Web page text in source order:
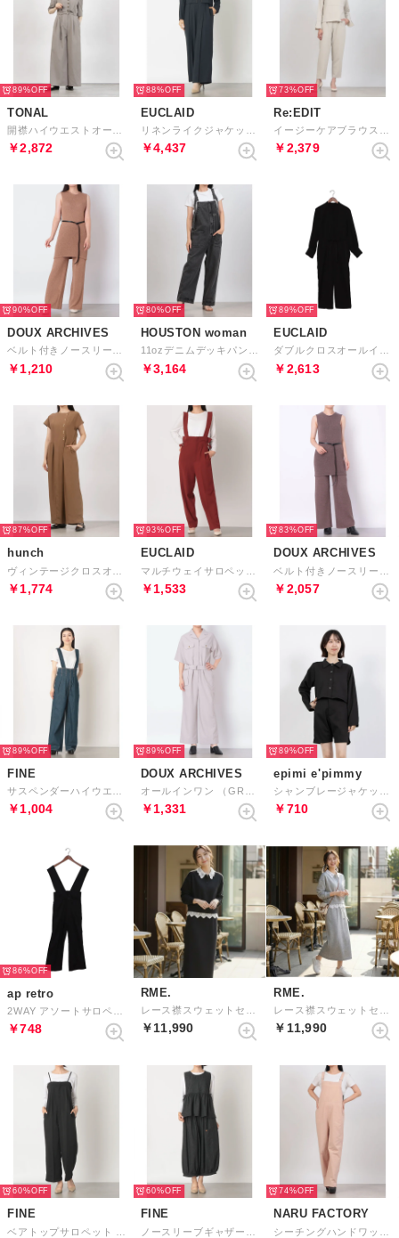
89%
TONAL
￥2,872
88%
EUCLAID
￥4,437
73%
Re:EDIT
￥2,379
90%
DOUX ARCHIVES
ベルト付きノースリーブニットセットアップ （MOCHA）
￥1,210
80%
HOUSTON woman
11ozデニムデッキパンツ （BVW）
￥3,164
89%
EUCLAID
ダブルクロスオールインワン （ブラック）
￥2,613
87%
hunch
￥1,774
93%
EUCLAID
￥1,533
83%
DOUX ARCHIVES
￥2,057
89%
FINE
￥1,004
89%
DOUX ARCHIVES
￥1,331
89%
epimi e'pimmy
￥710
86%
ap retro
￥748
RME.
￥11,990
RME.
￥11,990
60%
FINE
60%
FINE
74%
NARU FACTORY